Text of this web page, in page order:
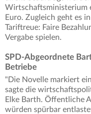
Wirtschaftsministerium
Euro. Zugleich geht es
Tariftreue: Faire
Vergabe spielen.
SPD-Abgeordnete
Betriebe
"Die Novelle markiert
sagte die
Elke Barth. Öffentliche
würden spürbar